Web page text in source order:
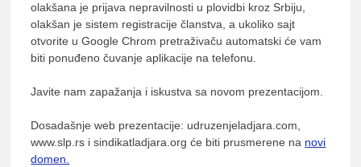
olakšana je prijava nepravilnosti u plovidbi kroz Srbiju,
olakšan je sistem registracije članstva, a ukoliko sajt
otvorite u Google Chrom pretraživaču automatski će vam
biti ponuđeno čuvanje aplikacije na telefonu.
Javite nam zapažanja i iskustva sa novom prezentacijom.
Dosadašnje web prezentacije: udruzenjeladjara.com,
www.slp.rs i sindikatladjara.org će biti prusmerene na novi
domen.